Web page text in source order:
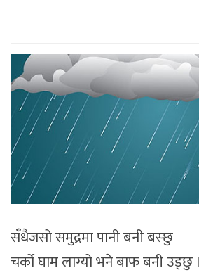
सँधैजसो समुद्रमा पानी बनी बस्छु
चर्को घाम लाग्यो भने बाफ बनी उड्छु ।